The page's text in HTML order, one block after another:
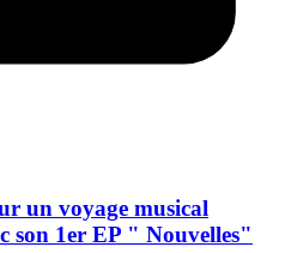
un voyage musical
son 1er EP " Nouvelles"